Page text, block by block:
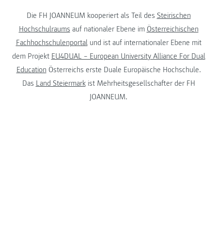
Die FH JOANNEUM kooperiert als Teil des Steirischen
Hochschulraums auf nationaler Ebene im Österreichischen
Fachhochschulenportalund ist auf internationaler Ebene mit
dem Projekt EU4DUAL – European University Alliance For Dual
Education Österreichs erste Duale Europäische Hochschule.
Das Land Steiermarkist Mehrheitsgesellschafter der FH
JOANNEUM.